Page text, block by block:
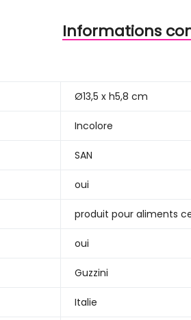
Informations
Ø13,5 x h5,8 cm
Incolore
SAN
oui
produit pour aliments
oui
Guzzini
Italie